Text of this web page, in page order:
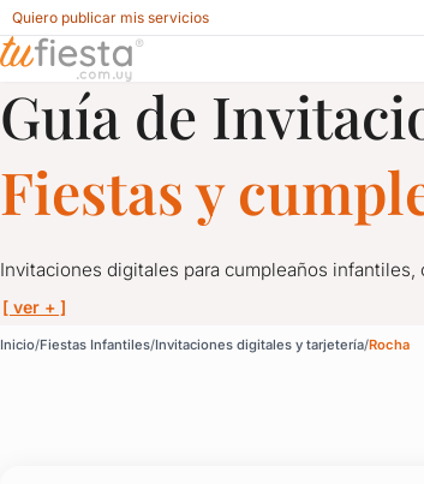
Quiero publicar mis servicios
Invitaciones digitales y tarjetería para Fiestas
Guía de
Fiestas y
Invitaciones digitales para cumpleaños
[ ver + ]
Inicio Fiestas Infantiles Invitaciones digitales y tarjetería Rocha
Invitaciones
Las tarjetas virtuales para fiestas son el primer